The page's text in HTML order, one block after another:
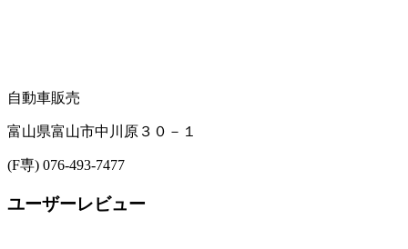
自動車販売
富山県富山市中川原３０－１
(F専) 076-493-7477
ユーザーレビュー